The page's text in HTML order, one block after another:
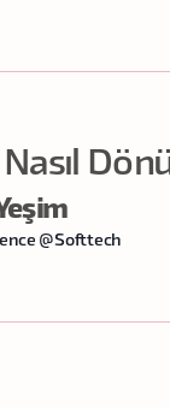
@Softtech